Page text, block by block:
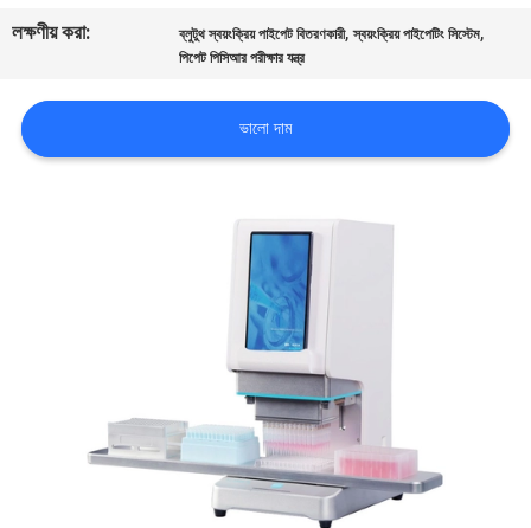
করুন
উদ্ধৃতির
জন্য
POLICY
লক্ষণীয় করা:
ব্লুটুথ স্বয়ংক্রিয় পাইপেট বিতরণকারী,স্বয়ংক্রিয় পাইপেটিং সিস্টেম,
পিপেট পিসিআর পরীক্ষার যন্ত্র
ভালো দাম